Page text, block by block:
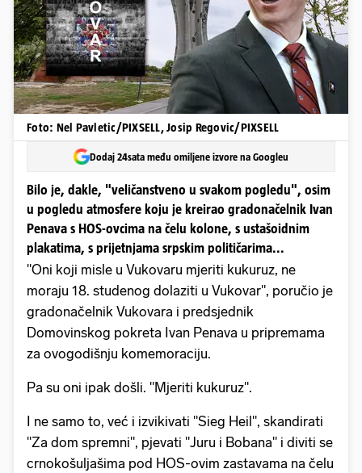
Foto: Nel Pavletic/PIXSELL, Josip Regovic/PIXSELL
Dodaj 24sata među omiljene izvore na Googleu
Bilo je, dakle, "veličanstveno u svakom pogledu", osim
u pogledu atmosfere koju je kreirao gradonačelnik Ivan
Penava s HOS-ovcima na čelu kolone, s ustašoidnim
plakatima, s prijetnjama srpskim političarima...
"Oni koji misle u Vukovaru mjeriti kukuruz, ne
moraju 18. studenog dolaziti u Vukovar", poručio je
gradonačelnik Vukovara i predsjednik
Domovinskog pokreta Ivan Penava u pripremama
za ovogodišnju komemoraciju.
Pa su oni ipak došli. "Mjeriti kukuruz".
I ne samo to, već i izvikivati "Sieg Heil", skandirati
"Za dom spremni", pjevati "Juru i Bobana" i diviti se
crnokošuljašima pod HOS-ovim zastavama na čelu